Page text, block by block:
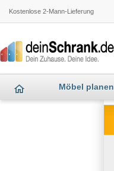
Kostenlose 2-Mann-Lieferung
Möbel planen